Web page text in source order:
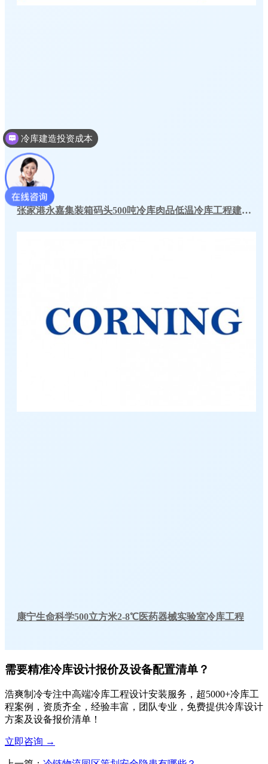
张家港永嘉集装箱码头500吨冷库肉品低温冷库工程建造方案
康宁生命科学500立方米2-8℃医药器械实验室冷库工程
需要精准冷库设计报价及设备配置清单？
浩爽制冷专注中高端冷库工程设计安装服务，超5000+冷库工
程案例，资质齐全，经验丰富，团队专业，免费提供冷库设计
方案及设备报价清单！
立即咨询 →
冷库建造投资成本